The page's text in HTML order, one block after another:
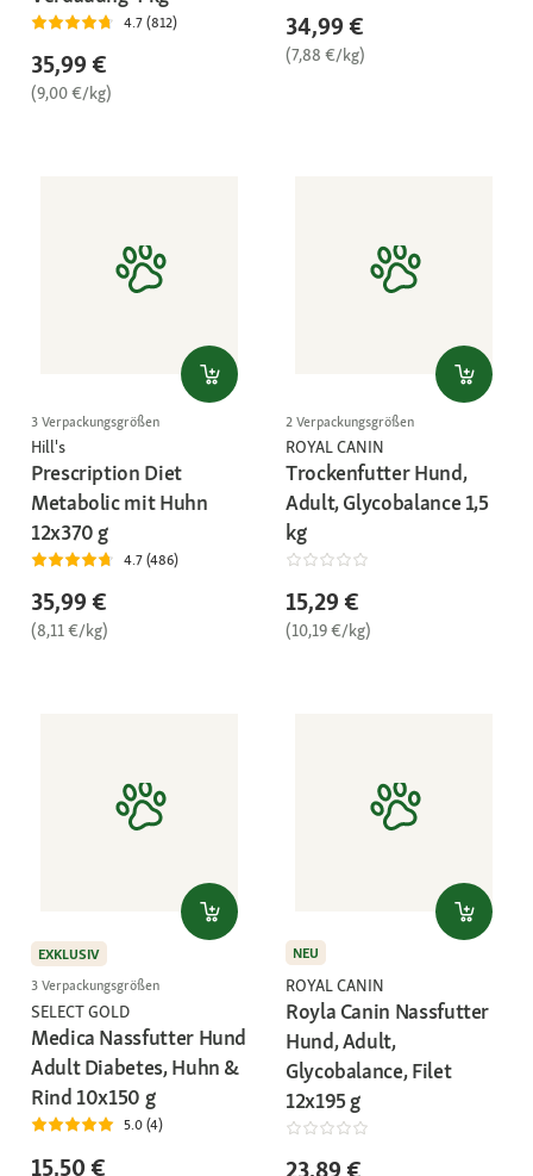
4.7 (812)
35,99 €
(9,00 €/kg)
34,99 €
(7,88 €/kg)
3 Verpackungsgrößen
Hill's
Prescription Diet
Metabolic mit Huhn
12x370 g
4.7 (486)
35,99 €
(8,11 €/kg)
2 Verpackungsgrößen
ROYAL CANIN
Trockenfutter Hund,
Adult, Glycobalance 1,5
kg
15,29 €
(10,19 €/kg)
EXKLUSIV
3 Verpackungsgrößen
SELECT GOLD
Medica Nassfutter Hund
Adult Diabetes, Huhn &
Rind 10x150 g
5.0 (4)
15,50 €
NEU
ROYAL CANIN
Royla Canin Nassfutter
Hund, Adult,
Glycobalance, Filet
12x195 g